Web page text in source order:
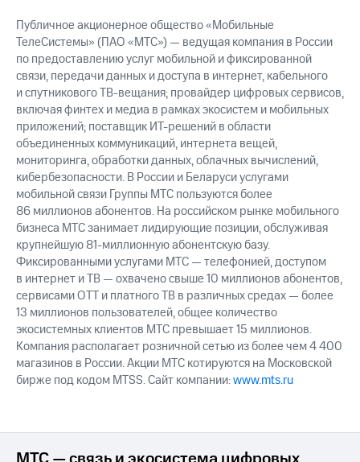
Публичное акционерное общество «Мобильные
ТелеСистемы» (ПАО «МТС») — ведущая компания в России
по предоставлению услуг мобильной и фиксированной
связи, передачи данных и доступа в интернет, кабельного
и спутникового ТВ-вещания; провайдер цифровых сервисов,
включая финтех и медиа в рамках экосистем и мобильных
приложений; поставщик ИТ-решений в области
объединенных коммуникаций, интернета вещей,
мониторинга, обработки данных, облачных вычислений,
кибербезопасности. В России и Беларуси услугами
мобильной связи Группы МТС пользуются более
86 миллионов абонентов. На российском рынке мобильного
бизнеса МТС занимает лидирующие позиции, обслуживая
крупнейшую81-миллионнуюабонентскую базу.
Фиксированными услугами МТС — телефонией, доступом
в интернет и ТВ — охвачено свыше 10 миллионов абонентов,
сервисами OTT и платного ТВ в различных средах — более
13 миллионов пользователей, общее количество
экосистемных клиентов МТС превышает 15 миллионов.
Компания располагает розничной сетью из более чем 4 400
магазинов в России. Акции МТС котируются на Московской
бирже под кодом MTSS. Сайт компании:www.mts.ru